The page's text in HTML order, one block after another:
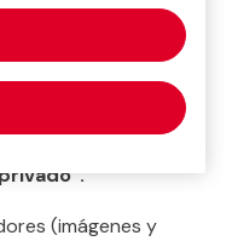
podía esperar,
de los
público, a la
y a la
entre el
(imágenes y